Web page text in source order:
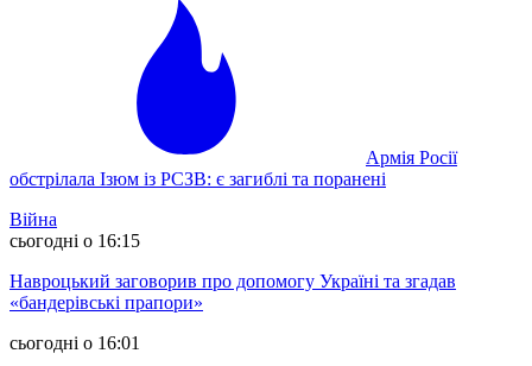
Армія Росії
обстрілала Ізюм із РСЗВ: є загиблі та поранені
Війна
сьогодні о 16:15
Навроцький заговорив про допомогу Україні та згадав
«бандерівські прапори»
сьогодні о 16:01